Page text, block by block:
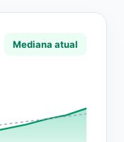
Mediana atual